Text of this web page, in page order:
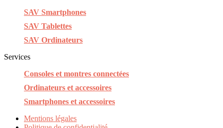
SAV Smartphones
SAV Tablettes
SAV Ordinateurs
Services
Consoles et montres connectées
Ordinateurs et accessoires
Smartphones et accessoires
Mentions légales